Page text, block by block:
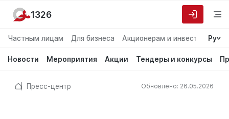
Частным лицам Для бизнеса Акционерам и инвесторам
Ру
Новости Мероприятия Акции Тендеры и конкурсы
1326
Пресс-центр Обновлено: 26.05.2026